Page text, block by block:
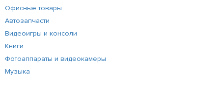
Офисные товары
Автозапчасти
Видеоигры и консоли
Книги
Фотоаппараты и видеокамеры
Музыка